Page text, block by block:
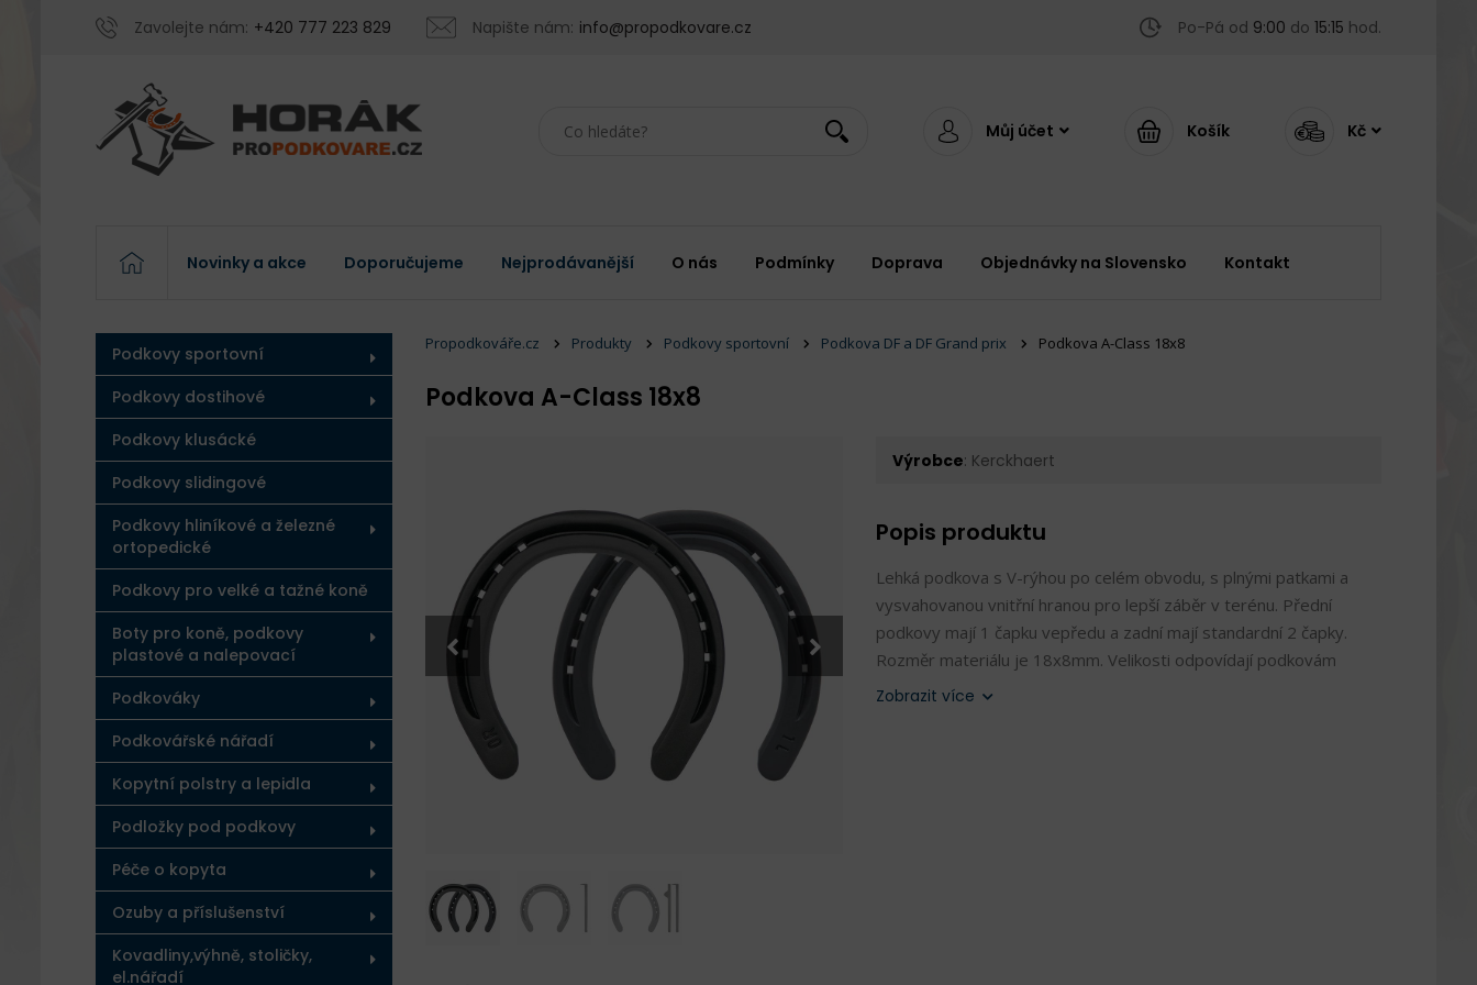
Zavolejte nám: +420 777 223 829 Napište nám: info@propodkovare.cz Po-Pá od 9:00 do 15:15 hod.
Můj účet Košík Kč
Novinky a akce Doporučujeme Nejprodávanější O nás Podmínky Doprava Objednávky na Slovensko Kontakt
Podkovy sportovní
Podkovy dostihové
Podkovy klusácké
Podkovy slidingové
Podkovy hliníkové a železné
ortopedické
Podkovy pro velké a tažné koně
Boty pro koně, podkovy
plastové a nalepovací
Podkováky
Podkovářské nářadí
Kopytní polstry a lepidla
Podložky pod podkovy
Péče o kopyta
Ozuby a příslušenství
Kovadliny,výhně, stoličky,
el.nářadí
Propodkováře.cz Produkty Podkovy sportovní Podkova DF a DF Grand prix Podkova A-Class 18x8
Podkova A-Class 18x8
Výrobce: Kerckhaert
Popis produktu
Lehká podkova s V-rýhou po celém obvodu, s plnými patkami a
vysvahovanou vnitřní hranou pro lepší záběr v terénu. Přední
podkovy mají 1 čapku vepředu a zadní mají standardní 2 čapky.
Rozměr materiálu je 18x8mm. Velikosti odpovídají podkovám
Mustad Libero
Zobrazit více